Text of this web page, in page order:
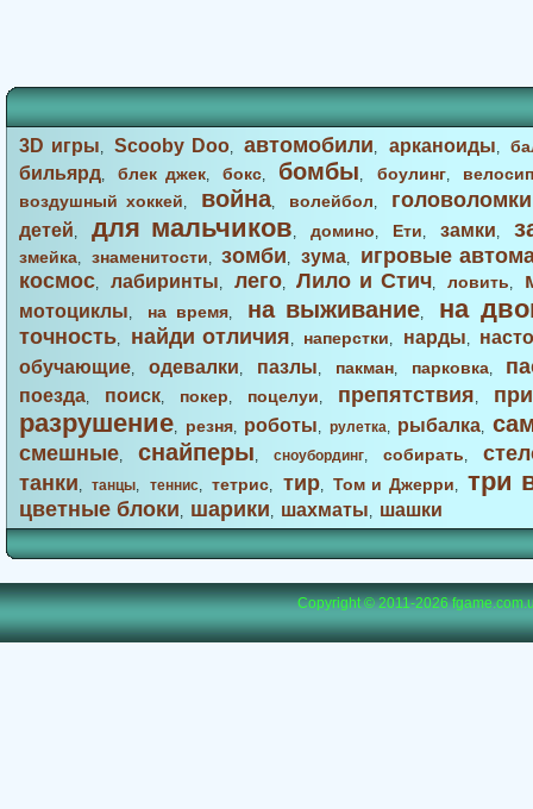
3D игры,Scooby Doo,автомобили, арканоиды,
бильярд,блек джек,бокс, бомбы, боулинг,
воздушный хоккей, война, волейбол, головоломки
детей, для мальчиков, домино, Ети, замки,
змейка, знаменитости,зомби, зума,
игровые
космос, лабиринты, лего,Лило и Стич,ловить,
мотоциклы, на время, на выживание, на
точность, найди отличия, наперстки, нарды,
обучающие, одевалки, пазлы, пакман, парковка,
поезда, поиск, покер, поцелуи, препятствия,
разрушение, резня, роботы, рулетка, рыбалка,
смешные, снайперы, сноубординг, собирать,
танки,танцы, теннис,тетрис, тир,Том и Джерри, три
цветные блоки, шарики, шахматы, шашки
Copyright © 2011-2026